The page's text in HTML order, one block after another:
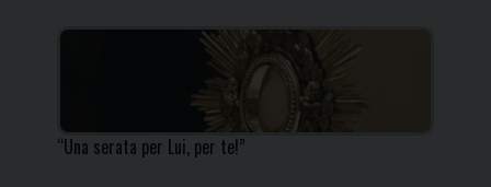
“Una serata per Lui, per te!”